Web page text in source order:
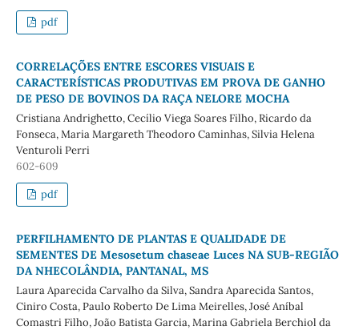
pdf
CORRELAÇÕES ENTRE ESCORES VISUAIS E
CARACTERÍSTICAS PRODUTIVAS EM PROVA DE GANHO
DE PESO DE BOVINOS DA RAÇA NELORE MOCHA
Cristiana Andrighetto, Cecílio Viega Soares Filho, Ricardo da
Fonseca, Maria Margareth Theodoro Caminhas, Silvia Helena
Venturoli Perri
602-609
pdf
PERFILHAMENTO DE PLANTAS E QUALIDADE DE
SEMENTES DE Mesosetum chaseae Luces NA SUB-REGIÃO
DA NHECOLÂNDIA, PANTANAL, MS
Laura Aparecida Carvalho da Silva, Sandra Aparecida Santos,
Ciniro Costa, Paulo Roberto De Lima Meirelles, José Aníbal
Comastri Filho, João Batista Garcia, Marina Gabriela Berchiol da